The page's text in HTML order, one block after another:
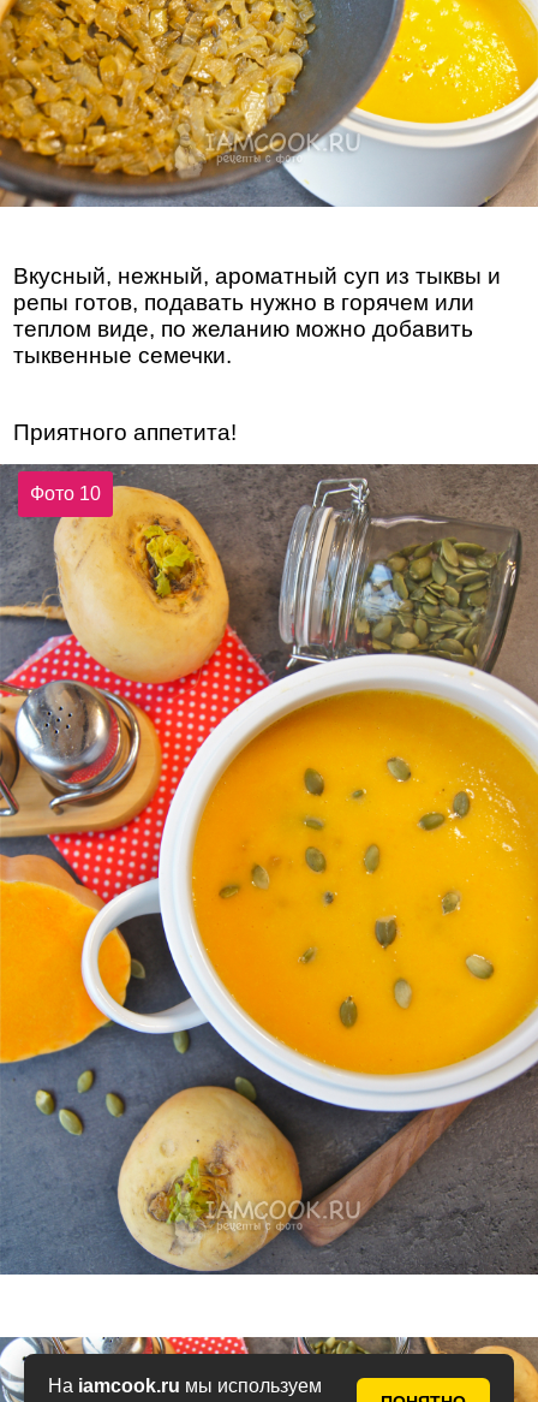
На iamcook.ru мы используем
Вкусный, нежный, ароматный суп из тыквы и
репы готов, подавать нужно в горячем или
теплом виде, по желанию можно добавить
тыквенные семечки.
Приятного аппетита!
Фото 10